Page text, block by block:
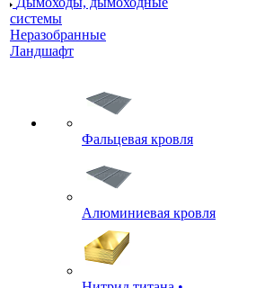
системы
Неразобранные
Ландшафт
Фальцевая кровля
Алюминиевая кровля